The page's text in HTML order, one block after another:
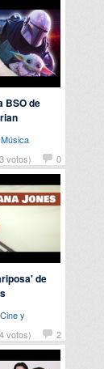
votos) 0
BSO de
Música
votos)
2
de
Cine y